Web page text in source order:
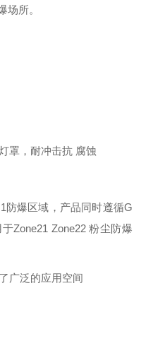
场所。
罩，耐冲击抗 腐蚀
防爆区域，产品同时遵循G
Zone21 Zone22 粉尘防爆
广泛的应用空间